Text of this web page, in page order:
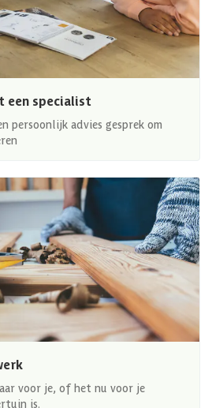
een specialist
persoonlijk advies gesprek om
voor je, of het nu voor je
is.